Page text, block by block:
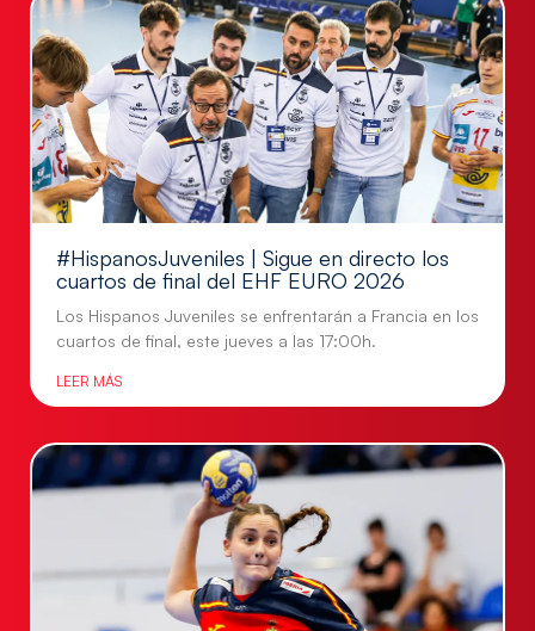
#HispanosJuveniles | Sigue en directo los
cuartos de final del EHF EURO 2026
Los Hispanos Juveniles se enfrentarán a Francia en los
cuartos de final, este jueves a las 17:00h.
LEER MÁS